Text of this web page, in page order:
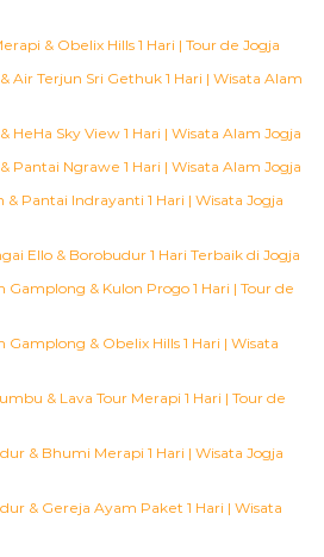
& Obelix Hills 1 Hari | Tour de Jogja
Air Terjun Sri Gethuk 1 Hari | Wisata Alam
HeHa Sky View 1 Hari | Wisata Alam Jogja
Pantai Ngrawe 1 Hari | Wisata Alam Jogja
Pantai Indrayanti 1 Hari | Wisata Jogja
Ello & Borobudur 1 Hari Terbaik di Jogja
& Kulon Progo 1 Hari | Tour de
& Obelix Hills 1 Hari | Wisata
& Lava Tour Merapi 1 Hari | Tour de
& Bhumi Merapi 1 Hari | Wisata Jogja
& Gereja Ayam Paket 1 Hari | Wisata